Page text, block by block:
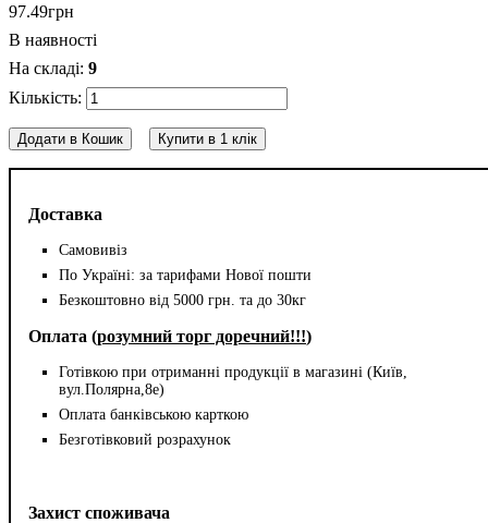
Доставка
Самовивіз
По Україні: за тарифами Нової пошти
Безкоштовно від 5000 грн. та до 30кг
Оплата (розумний торг доречний!!!)
Готівкою при отриманні продукції в магазині (Київ,
вул.Полярна,8е)
Оплата банківською карткою
Безготівковий розрахунок
Захист споживача
97.49грн
В наявності
9
Додати в Кошик Купити в 1 клік